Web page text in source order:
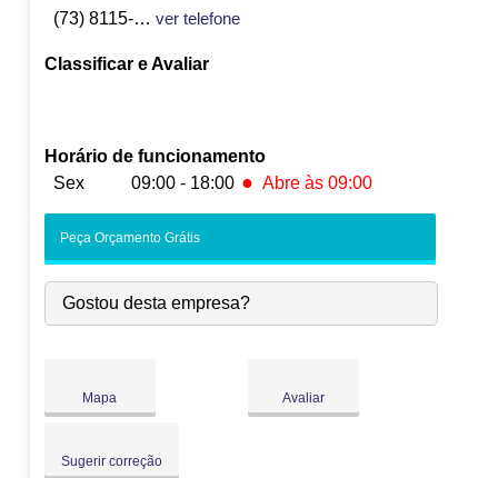
(73) 8115-1701
ver telefone
Classificar e Avaliar
Horário de funcionamento
Sex
09:00 - 18:00 ● Abre às 09:00
-
Qua:
09:00-18:00
Qui:
09:00-18:00
●
Peça Orçamento Grátis
Gostou desta empresa?
Mapa Avaliar
Sugerir correção